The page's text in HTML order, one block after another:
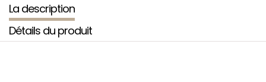
La description
Détails du produit